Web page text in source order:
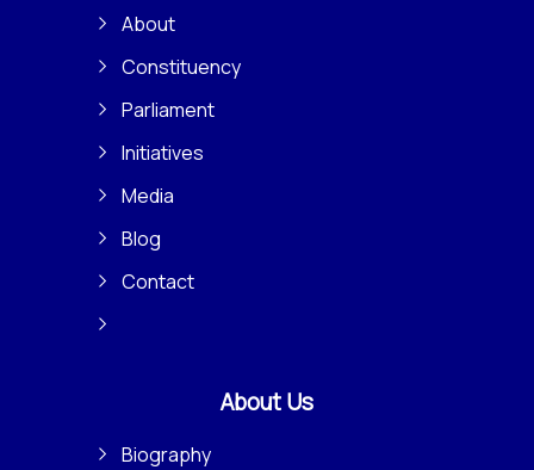
About
Constituency
Parliament
Initiatives
Media
Blog
Contact
About Us
Biography